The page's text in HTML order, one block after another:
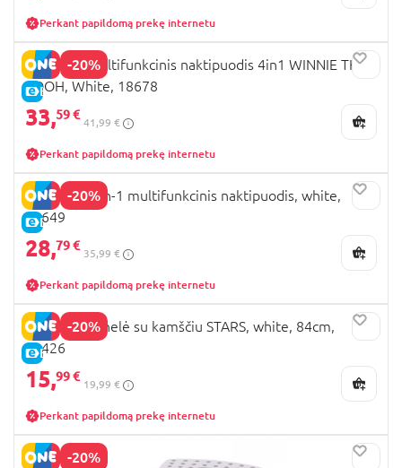
Perkant papildomą prekę internetu
-20%
E-KAINA
KEEEPER multifunkcinis naktipuodis 4in1 WINNIE THE
POOH, White, 18678
33,59 €
41,99 €
Perkant papildomą prekę internetu
-20%
E-KAINA
KEEEPER 4-in-1 multifunkcinis naktipuodis, white,
18649
28,79 €
35,99 €
Perkant papildomą prekę internetu
-20%
E-KAINA
KEEEPER vonelė su kamščiu STARS, white, 84cm,
18426
15,99 €
19,99 €
Perkant papildomą prekę internetu
-20%